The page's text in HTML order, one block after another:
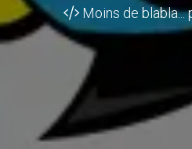
Moins de blabla...